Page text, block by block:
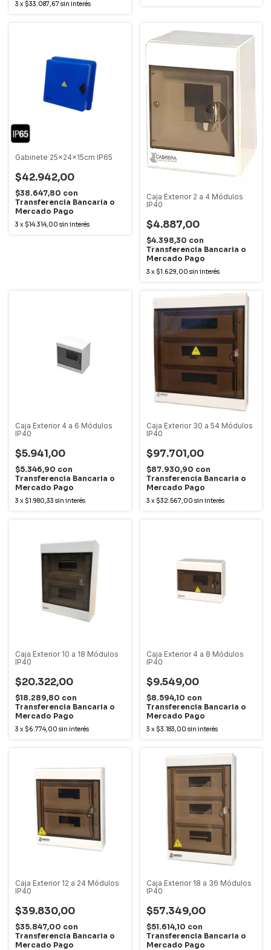
3 x $33.087,67 sin interés
Gabinete 25x24x15cm IP65
$42.942,00
$38.647,80 con
Transferencia Bancaria o
Mercado Pago
3 x $14.314,00 sin interés
Caja Exterior 2 a 4 Módulos
IP40
$4.887,00
$4.398,30 con
Transferencia Bancaria o
Mercado Pago
3 x $1.629,00 sin interés
Caja Exterior 4 a 6 Módulos
IP40
$5.941,00
$5.346,90 con
Transferencia Bancaria o
Mercado Pago
3 x $1.980,33 sin interés
Caja Exterior 30 a 54 Módulos
IP40
$97.701,00
$87.930,90 con
Transferencia Bancaria o
Mercado Pago
3 x $32.567,00 sin interés
Caja Exterior 10 a 18 Módulos
IP40
$20.322,00
$18.289,80 con
Transferencia Bancaria o
Mercado Pago
3 x $6.774,00 sin interés
Caja Exterior 4 a 8 Módulos
IP40
$9.549,00
$8.594,10 con
Transferencia Bancaria o
Mercado Pago
3 x $3.183,00 sin interés
Caja Exterior 12 a 24 Módulos
IP40
$39.830,00
$35.847,00 con
Transferencia Bancaria o
Mercado Pago
Caja Exterior 18 a 36 Módulos
IP40
$57.349,00
$51.614,10 con
Transferencia Bancaria o
Mercado Pago